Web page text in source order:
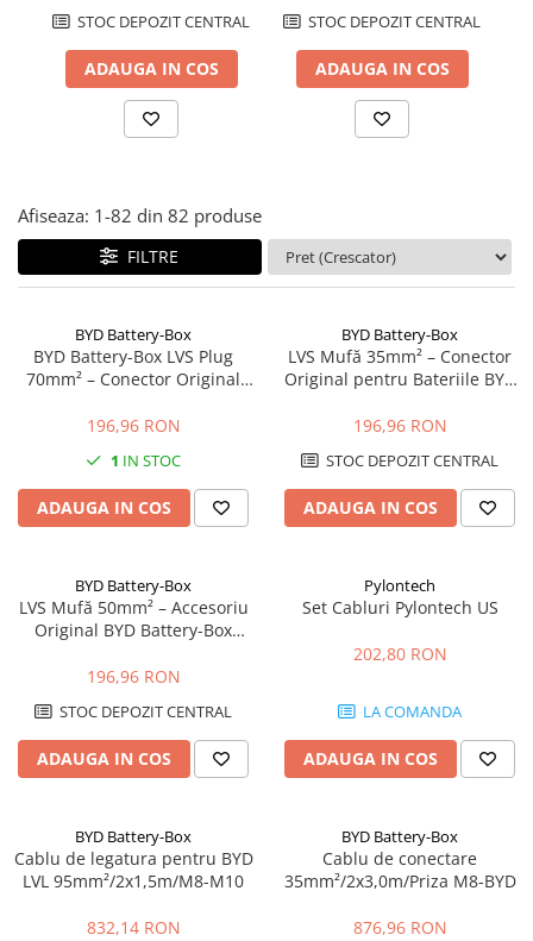
Accesorii stocare
Structura
Structura acoperis tigla
Structura acoperis tabla
IBC Top Fix 200
K2-Systems GmbH
Backup Switch
Conectica
Convertor DC-DC
Dongle
Monitorizare
Mufe si conectori
Cabluri
Alte accesorii
Folie avertizoare
LEA accesorii
Papuci si mufe
STOC DEPOZIT CENTRAL
ADAUGA IN COS
STOC DEPOZIT CENTRAL
ADAUGA IN COS
Afiseaza: 1-82 din 82 produse
FILTRE
BYD Battery-Box
BYD Battery-Box LVS Plug
70mm² – Conector Original
196,96 RON
1 IN STOC
ADAUGA IN COS
BYD Battery-Box
LVS Mufă 35mm² – Conector
Original pentru Bateriile BYD
196,96 RON
STOC DEPOZIT CENTRAL
ADAUGA IN COS
BYD Battery-Box
LVS Mufă 50mm² – Accesoriu
Original BYD Battery-Box
196,96 RON
STOC DEPOZIT CENTRAL
ADAUGA IN COS
Pylontech
Set Cabluri Pylontech US
202,80 RON
LA COMANDA
ADAUGA IN COS
BYD Battery-Box
Cablu de legatura pentru BYD
LVL 95mm²/2x1,5m/M8-M10
832,14 RON
BYD Battery-Box
Cablu de conectare
35mm²/2x3,0m/Priza M8-BYD
876,96 RON